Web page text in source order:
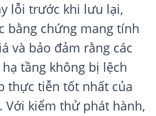
lỗi trước khi lưu lại,
bằng chứng mang tính
và bảo đảm rằng các
tầng không bị lệch
thực tiễn tốt nhất của
Với kiểm thử phát hành,